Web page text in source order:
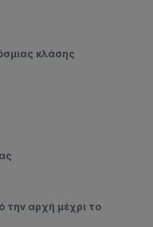
κλάσης
την αρχή μέχρι το